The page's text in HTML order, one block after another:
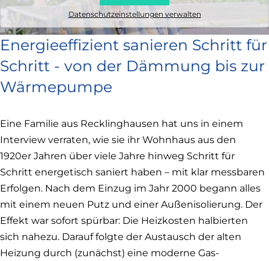
Datenschutzeinstellungen verwalten
Energieeffizient sanieren Schritt für
Schritt - von der Dämmung bis zur
Wärmepumpe
Eine Familie aus Recklinghausen hat uns in einem
Interview verraten, wie sie ihr Wohnhaus aus den
1920er Jahren über viele Jahre hinweg Schritt für
Schritt energetisch saniert haben – mit klar messbaren
Erfolgen. Nach dem Einzug im Jahr 2000 begann alles
mit einem neuen Putz und einer Außenisolierung. Der
Effekt war sofort spürbar: Die Heizkosten halbierten
sich nahezu. Darauf folgte der Austausch der alten
Heizung durch (zunächst) eine moderne Gas-